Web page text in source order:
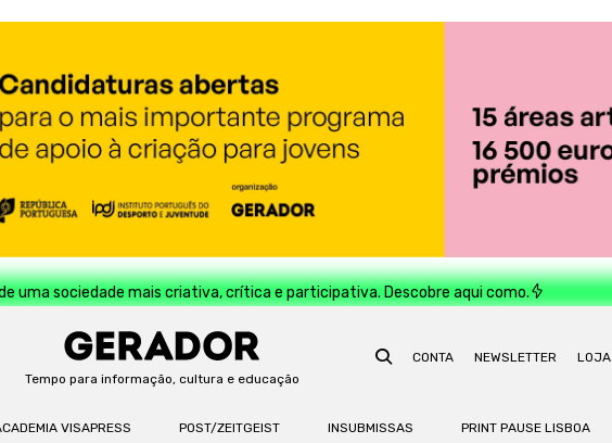
uma sociedade mais criativa, crítica e participativa. Descobre aqui como.
Tempo para informação, cultura e educação
CONTA NEWSLETTER LOJA
VISAPRESS POST/ZEITGEIST INSUBMISSAS PRINT PAUSE LISBOA